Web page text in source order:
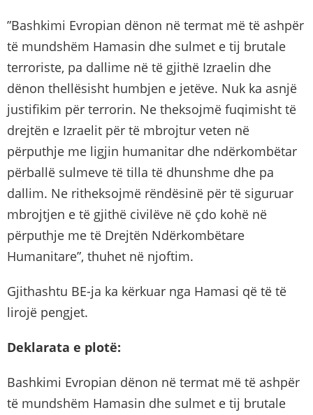
”Bashkimi Evropian dënon në termat më të ashpër
të mundshëm Hamasin dhe sulmet e tij brutale
terroriste, pa dallime në të gjithë Izraelin dhe
dënon thellësisht humbjen e jetëve. Nuk ka asnjë
justifikim për terrorin. Ne theksojmë fuqimisht të
drejtën e Izraelit për të mbrojtur veten në
përputhje me ligjin humanitar dhe ndërkombëtar
përballë sulmeve të tilla të dhunshme dhe pa
dallim. Ne ritheksojmë rëndësinë për të siguruar
mbrojtjen e të gjithë civilëve në çdo kohë në
përputhje me të Drejtën Ndërkombëtare
Humanitare”, thuhet në njoftim.
Gjithashtu BE-ja ka kërkuar nga Hamasi që të të
lirojë pengjet.
Deklarata e plotë:
Bashkimi Evropian dënon në termat më të ashpër
të mundshëm Hamasin dhe sulmet e tij brutale